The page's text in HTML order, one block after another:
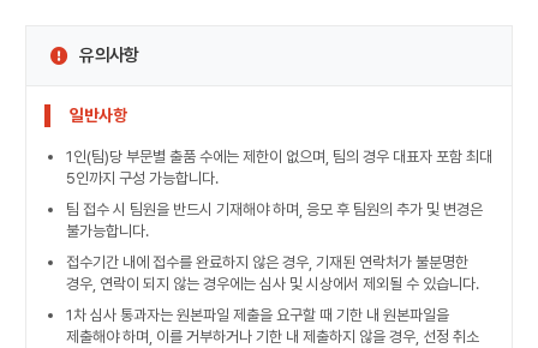
유의사항
일반사항
1인(팀)당 부문별 출품 수에는 제한이 없으며, 팀의 경우 대표자 포함 최대
5인까지 구성 가능합니다.
팀 접수 시 팀원을 반드시 기재해야 하며, 응모 후 팀원의 추가 및 변경은
불가능합니다.
접수기간 내에 접수를 완료하지 않은 경우, 기재된 연락처가 불분명한
경우, 연락이 되지 않는 경우에는 심사 및 시상에서 제외될 수 있습니다.
1차 심사 통과자는 원본파일 제출을 요구할 때 기한 내 원본파일을
제출해야 하며, 이를 거부하거나 기한 내 제출하지 않을 경우, 선정 취소